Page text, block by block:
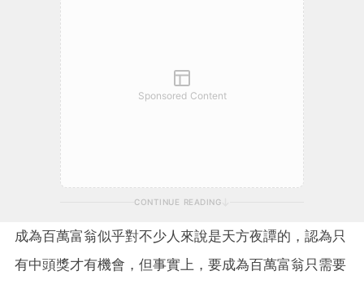
Sponsored Content
CONTINUE READING
成為百萬富翁似乎對不少人來說是天方夜譚的，認為只
有中頭獎才有機會，但事實上，要成為百萬富翁只需要